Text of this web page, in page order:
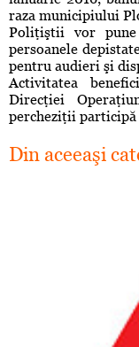
raza municipiului
Poliţiştii vor
persoanele
pentru audieri şi
Activitatea
Direcţiei
percheziţii
Din aceeaşi